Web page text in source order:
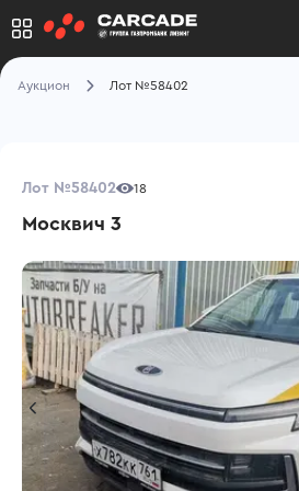
Аукцион Лот №58402
Лот №58402 18
Москвич 3